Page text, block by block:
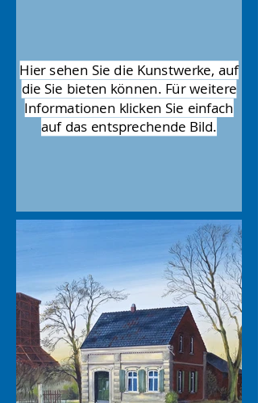
Hier sehen Sie die Kunstwerke, auf
die Sie bieten können. Für weitere
Informationen klicken Sie einfach
auf das entsprechende Bild.